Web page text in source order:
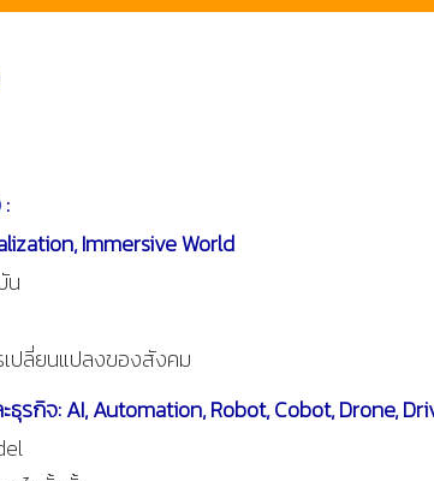
Immersive World
น
ปลี่ยนแปลงของสังคม
ธุรกิจ: AI, Automation, Robot, Cobot, Drone,